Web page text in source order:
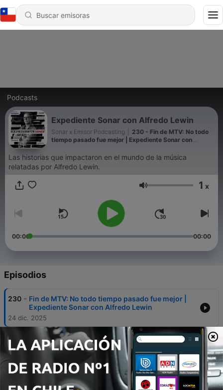
Podcasts
Expediente Sonar con Alfredo Lewin
Sonar x Emisor Podcasting
230 - Fin de MTV: No todo
tiempo pasado fue mejor | Expediente Sonar con
Las historias que impactaron en el mundo de la música
relatadas por Alfredo Lewin.
Volumen 1 x
00:00 00:00
Episodios
230 - Fin de MTV: No todo tiempo pasado fue mejor |
Expediente Sonar con Alfredo Lewin
24 dic. 2025
229
Conoce tus derechos: The Clash y la rebelión
punk | Expediente Sonar con Alfredo Lewin
11 dic. 2025
228 -
El "Nirvana Baby" en busca del dólar | Expediente
Sonar con Alfredo Lewin